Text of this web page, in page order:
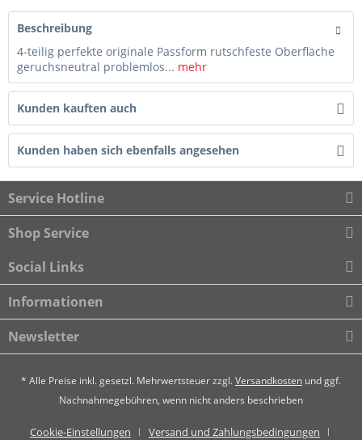
Beschreibung
4-teilig perfekte originale Passform rutschfeste Oberfläche
geruchsneutral problemlos... mehr
Kunden kauften auch
Kunden haben sich ebenfalls angesehen
Service Hotline
Shop Service
Social Links
Informationen
Newsletter
* Alle Preise inkl. gesetzl. Mehrwertsteuer zzgl.Versandkosten und ggf.
Nachnahmegebühren, wenn nicht anders beschrieben
Cookie-Einstellungen Versand und Zahlungsbedingungen